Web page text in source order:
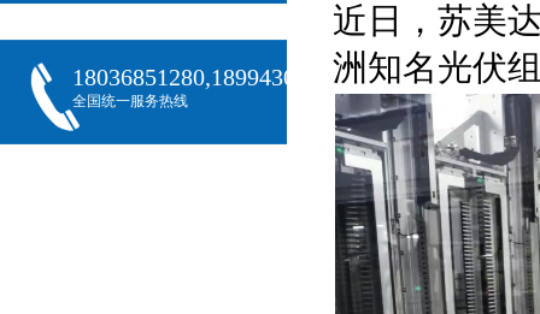
18036851280,18994301288,18068407382
全国统一服务热线
近日，苏美
洲知名光伏